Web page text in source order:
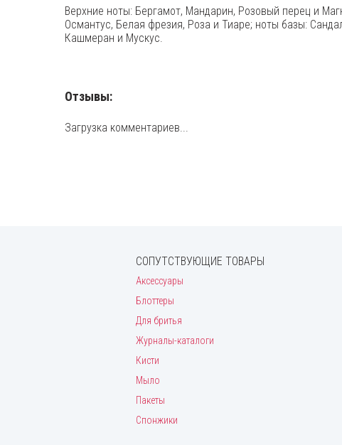
Верхние ноты: Бергамот, Мандарин, Розовый перец и
Османтус, Белая фрезия, Роза и Тиаре; ноты базы:
Кашмеран и Мускус.
Отзывы:
Загрузка комментариев...
СОПУТСТВУЮЩИЕ ТОВАРЫ
Аксессуары
Блоттеры
Для бритья
Журналы-каталоги
Кисти
Мыло
Пакеты
Спонжики